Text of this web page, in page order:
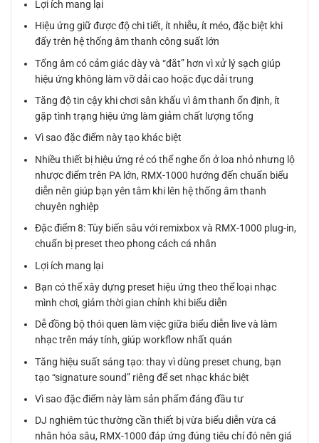
Lợi ích mang lại
Hiệu ứng giữ được độ chi tiết, ít nhiễu, ít méo, đặc biệt khi
đẩy trên hệ thống âm thanh công suất lớn
Tổng âm có cảm giác dày và “đắt” hơn vì xử lý sạch giúp
hiệu ứng không làm vỡ dải cao hoặc đục dải trung
Tăng độ tin cậy khi chơi sân khấu vì âm thanh ổn định, ít
gặp tình trạng hiệu ứng làm giảm chất lượng tổng
Vì sao đặc điểm này tạo khác biệt
Nhiều thiết bị hiệu ứng rẻ có thể nghe ổn ở loa nhỏ nhưng lộ
nhược điểm trên PA lớn, RMX-1000 hướng đến chuẩn biểu
diễn nên giúp bạn yên tâm khi lên hệ thống âm thanh
chuyên nghiệp
Đặc điểm 8: Tùy biến sâu với remixbox và RMX-1000 plug-in,
chuẩn bị preset theo phong cách cá nhân
Lợi ích mang lại
Bạn có thể xây dựng preset hiệu ứng theo thể loại nhạc
mình chơi, giảm thời gian chỉnh khi biểu diễn
Dễ đồng bộ thói quen làm việc giữa biểu diễn live và làm
nhạc trên máy tính, giúp workflow nhất quán
Tăng hiệu suất sáng tạo: thay vì dùng preset chung, bạn
tạo “signature sound” riêng để set nhạc khác biệt
Vì sao đặc điểm này làm sản phẩm đáng đầu tư
DJ nghiêm túc thường cần thiết bị vừa biểu diễn vừa cá
nhân hóa sâu, RMX-1000 đáp ứng đúng tiêu chí đó nên giá